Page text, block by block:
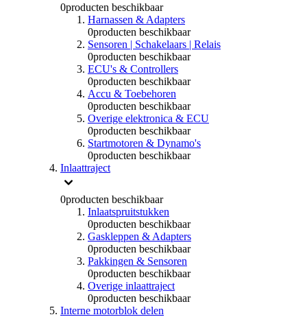
0producten beschikbaar
Harnassen & Adapters
0producten beschikbaar
Sensoren | Schakelaars | Relais
0producten beschikbaar
ECU's & Controllers
0producten beschikbaar
Accu & Toebehoren
0producten beschikbaar
Overige elektronica & ECU
0producten beschikbaar
Startmotoren & Dynamo's
0producten beschikbaar
Inlaattraject
0producten beschikbaar
Inlaatspruitstukken
0producten beschikbaar
Gaskleppen & Adapters
0producten beschikbaar
Pakkingen & Sensoren
0producten beschikbaar
Overige inlaattraject
0producten beschikbaar
Interne motorblok delen